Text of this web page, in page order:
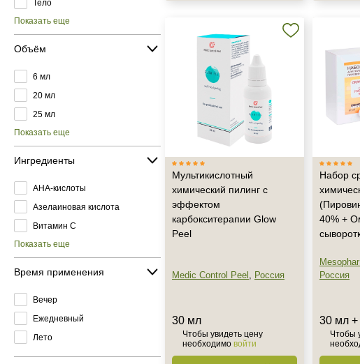
Тело
Показать еще
Объём
6 мл
20 мл
25 мл
Показать еще
Ингредиенты
AHA-кислоты
Азелаиновая кислота
Витамин C
Показать еще
Время применения
Вечер
Ежедневный
Лето
Мультикислотный
химический пилинг с
эффектом
карбокситерапии Glow
Peel
Medic Control Peel , Россия
30 мл
Чтобы увидеть цену
необходимо войти
Набор
40% +
Россия
30 мл
Чтобы